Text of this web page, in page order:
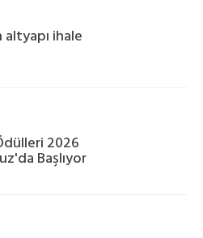
ihale
2026
Başlıyor